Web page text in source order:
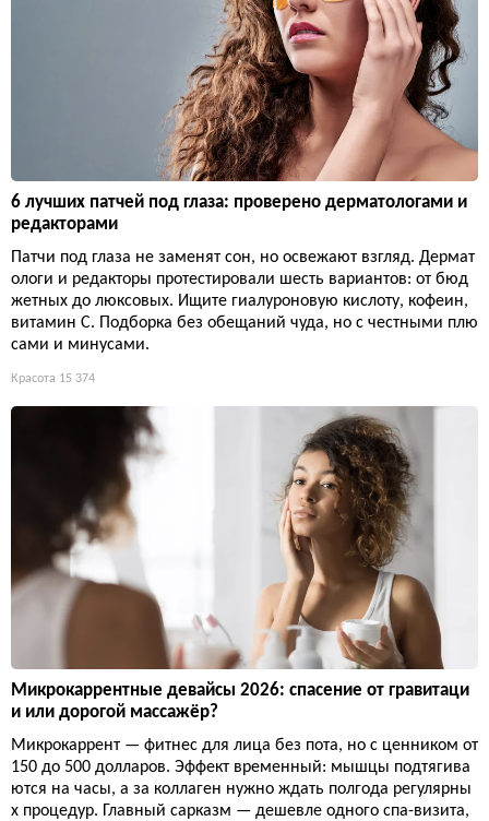
6 лучших патчей под глаза: проверено дерматологами и
редакторами
Патчи под глаза не заменят сон, но освежают взгляд. Дермат
ологи и редакторы протестировали шесть вариантов: от бюд
жетных до люксовых. Ищите гиалуроновую кислоту, кофеин,
витамин С. Подборка без обещаний чуда, но с честными плю
сами и минусами.
Красота 15 374
Микрокаррентные девайсы 2026: спасение от гравитаци
и или дорогой массажёр?
Микрокаррент — фитнес для лица без пота, но с ценником от
150 до 500 долларов. Эффект временный: мышцы подтягива
ются на часы, а за коллаген нужно ждать полгода регулярны
х процедур. Главный сарказм — дешевле одного спа-визита,